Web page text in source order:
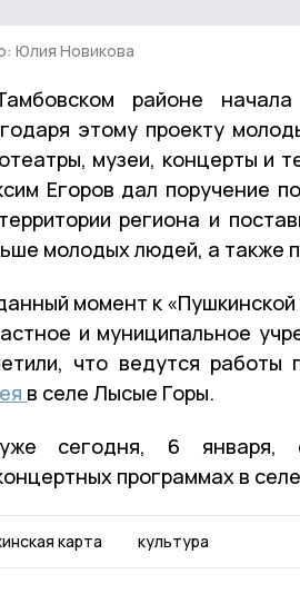
Юлия Новикова
районе начала
этому проекту
музеи, концерты и
Егоров дал поручение
региона и
молодых людей, а также
момент к
и муниципальное
что ведутся работы
в селе Лысые Горы.
сегодня, 6 января,
программах в
карта культура